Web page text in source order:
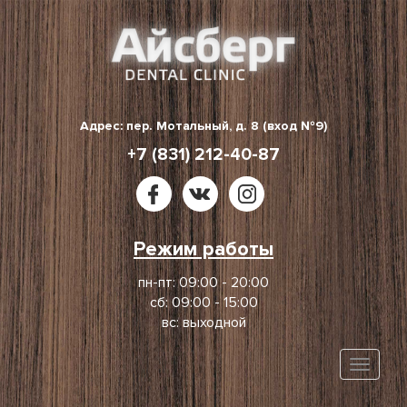
Skip
to
content
Адрес: пер. Мотальный, д. 8 (вход №9)
+7 (831) 212-40-87
Режим работы
пн-пт: 09:00 - 20:00
сб: 09:00 - 15:00
вс: выходной
Toggle